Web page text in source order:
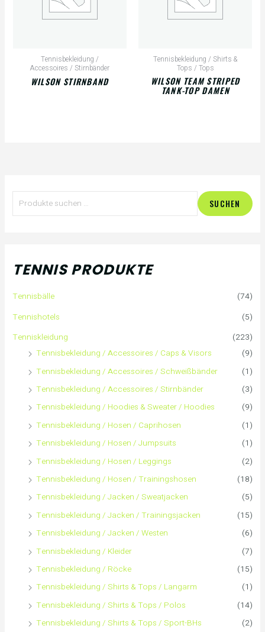
Tennisbekleidung /
Accessoires / Stirnbänder
WILSON STIRNBAND
Tennisbekleidung / Shirts &
Tops / Tops
WILSON TEAM STRIPED
TANK-TOP DAMEN
n
SUCHEN
TENNIS PRODUKTE
Tennisbälle
(74)
Tennishotels
(5)
Tenniskleidung
(223)
Tennisbekleidung / Accessoires / Caps & Visors
(9)
Tennisbekleidung / Accessoires / Schweißbänder
(1)
Tennisbekleidung / Accessoires / Stirnbänder
(3)
Tennisbekleidung / Hoodies & Sweater / Hoodies
(9)
Tennisbekleidung / Hosen / Caprihosen
(1)
Tennisbekleidung / Hosen / Jumpsuits
(1)
Tennisbekleidung / Hosen / Leggings
(2)
Tennisbekleidung / Hosen / Trainingshosen
(18)
Tennisbekleidung / Jacken / Sweatjacken
(5)
Tennisbekleidung / Jacken / Trainingsjacken
(15)
Tennisbekleidung / Jacken / Westen
(6)
Tennisbekleidung / Kleider
(7)
Tennisbekleidung / Röcke
(15)
Tennisbekleidung / Shirts & Tops / Langarm
(1)
Tennisbekleidung / Shirts & Tops / Polos
(14)
Tennisbekleidung / Shirts & Tops / Sport-BHs
(2)